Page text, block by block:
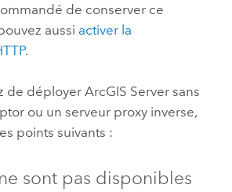
de conserver ce
aussi activer la
.
de déployerArcGIS Serversans
ou un serveur proxy inverse,
points suivants :
sont pas disponibles